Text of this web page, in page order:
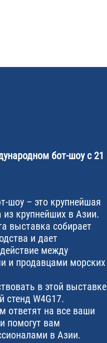
бот-шоу с 21
шоу – это крупнейшая
из крупнейших в Азии.
выставка собирает
и дает
между
и продавцами морских
в этой выставке
стенд W4G17.
ответят на все ваши
помогут вам
в Азии.